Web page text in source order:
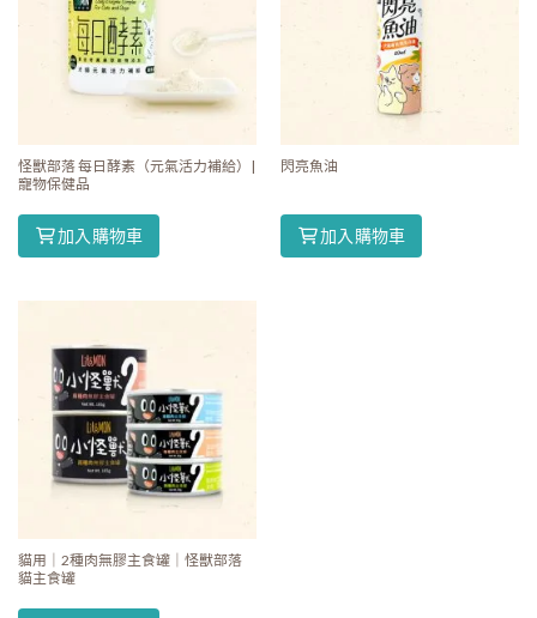
怪獸部落 每日酵素（元氣活力補給）|
寵物保健品
加入購物車
閃亮魚油
加入購物車
貓用｜2種肉無膠主食罐｜怪獸部落
貓主食罐